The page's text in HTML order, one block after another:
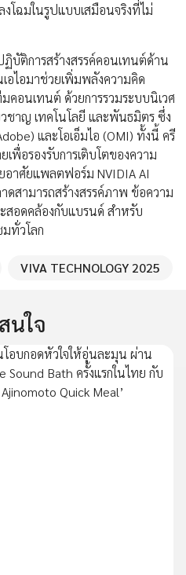
โฉมในรูปแบบเสมือนจริงที่ไม่
ฏิบัติการสร้างสรรค์คอนเทนต์ด้าน
อไอมาช่วยเพิ่มพลังความคิด
คอนเทนต์ ด้วยการรวมระบบนิเวศ
ชาญ เทคโนโลยี และพันธมิตร ซึ่ง
และโอเอ็มไอ (OMI) ทั้งนี้ ครี
เพื่อรองรับการเติบโตของความ
าศัยแพลตฟอร์ม NVIDIA AI
ดสามารถสร้างสรรค์ภาพ ข้อความ
อดคล้องกับแบรนด์ สำหรับ
ทั่วโลก
VIVA TECHNOLOGY 2025
นใจ